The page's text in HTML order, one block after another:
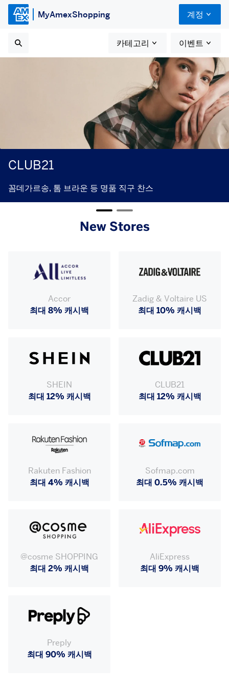
MyAmexShopping 계정
카테고리 이벤트
CLUB21
꼼데가르송, 톰 브라운 등 명품 직구 찬스
New Stores
Accor
최대 8% 캐시백
Zadig & Voltaire US
최대 10% 캐시백
SHEIN
최대 12% 캐시백
CLUB21
최대 12% 캐시백
Rakuten Fashion
최대 4% 캐시백
Sofmap.com
최대 0.5% 캐시백
@cosme SHOPPING
최대 2% 캐시백
AliExpress
최대 9% 캐시백
Preply
최대 90% 캐시백